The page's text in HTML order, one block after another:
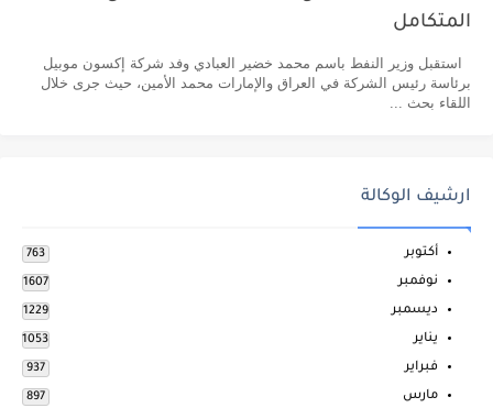
المتكامل
استقبل وزير النفط باسم محمد خضير العبادي وفد شركة إكسون موبيل
برئاسة رئيس الشركة في العراق والإمارات محمد الأمين، حيث جرى خلال
اللقاء بحث ...
ارشيف الوكالة
أكتوبر 763
نوفمبر 1607
ديسمبر 1229
يناير 1053
فبراير 937
مارس 897